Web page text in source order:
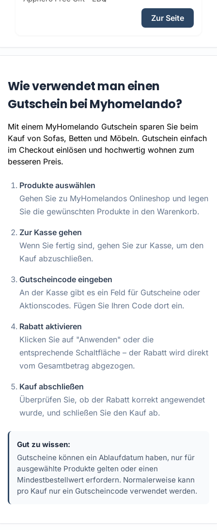
Zur Seite
Wie verwendet man einen
Gutschein bei Myhomelando?
Mit einem MyHomelando Gutschein sparen Sie beim
Kauf von Sofas, Betten und Möbeln. Gutschein einfach
im Checkout einlösen und hochwertig wohnen zum
besseren Preis.
Produkte auswählen
Gehen Sie zu MyHomelandos Onlineshop und legen
Sie die gewünschten Produkte in den Warenkorb.
Zur Kasse gehen
Wenn Sie fertig sind, gehen Sie zur Kasse, um den
Kauf abzuschließen.
Gutscheincode eingeben
An der Kasse gibt es ein Feld für Gutscheine oder
Aktionscodes. Fügen Sie Ihren Code dort ein.
Rabatt aktivieren
Klicken Sie auf "Anwenden" oder die
entsprechende Schaltfläche – der Rabatt wird direkt
vom Gesamtbetrag abgezogen.
Kauf abschließen
Überprüfen Sie, ob der Rabatt korrekt angewendet
wurde, und schließen Sie den Kauf ab.
Gut zu wissen:
Gutscheine können ein Ablaufdatum haben, nur für
ausgewählte Produkte gelten oder einen
Mindestbestellwert erfordern. Normalerweise kann
pro Kauf nur ein Gutscheincode verwendet werden.